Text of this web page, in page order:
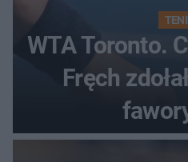
WTA Toronto.
Fręch